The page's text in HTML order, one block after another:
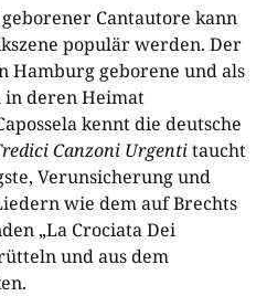
Cantautore kann
populär werden. Der
Hamburg geborene und als
deren Heimat
kennt die deutsche
Canzoni Urgentitaucht
Verunsicherung und
wie dem auf Brechts
„La Crociata Dei
und aus dem